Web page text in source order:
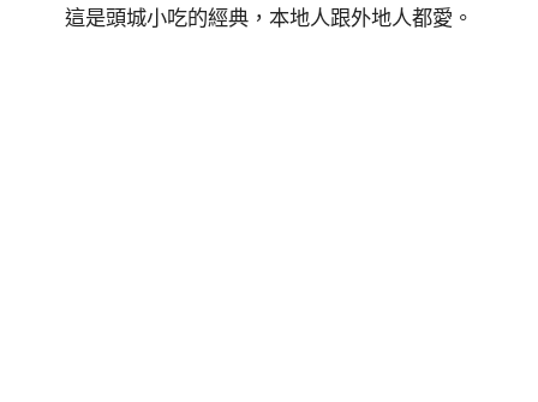
這是頭城小吃的經典，本地人跟外地人都愛。